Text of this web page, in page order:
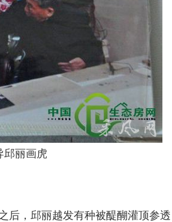
邱丽画虎
后，邱丽越发有种被醍醐灌顶参透